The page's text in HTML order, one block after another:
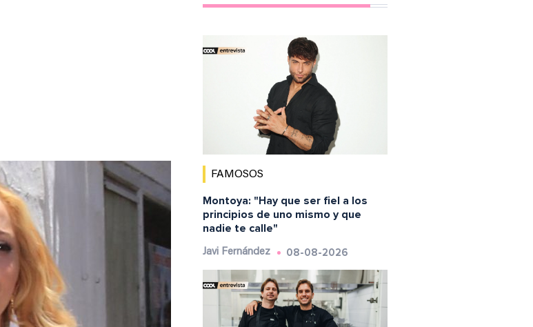
FAMOSOS
Montoya: "Hay que ser fiel a los
principios de uno mismo y que
nadie te calle"
Javi Fernández 08-08-2026